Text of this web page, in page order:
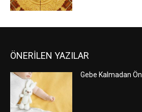
ÖNERİLEN YAZILAR
Gebe Kalmadan